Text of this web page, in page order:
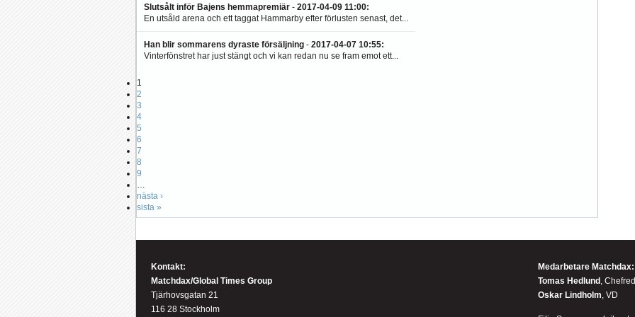
Slutsålt inför Bajens hemmapremiär - 2017-04-09 11:00:
En utsåld arena och ett taggat Hammarby efter förlusten senast, det...
Han blir sommarens dyraste försäljning - 2017-04-07 10:55:
Vinterfönstret har just stängt och vi kan redan nu se fram emot ett...
1
2
3
4
5
6
7
8
9
…
nästa ›
sista »
Kontakt:
Matchdax/Global Times Group
Tjärhovsgatan 21
116 28 Stockholm
Medarbetare Matchdax:
Tomas Hedlund ,
Oskar Lindholm , VD